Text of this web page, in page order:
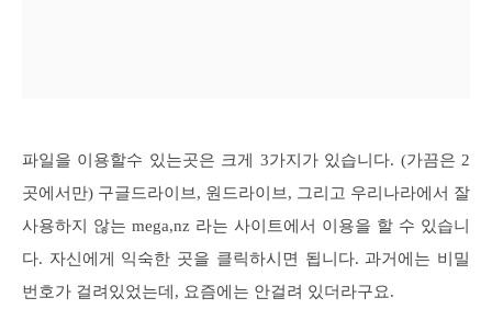
파일을 이용할수 있는곳은 크게 3가지가 있습니다. (가끔은 2
곳에서만) 구글드라이브, 원드라이브, 그리고 우리나라에서 잘
사용하지 않는 mega,nz 라는 사이트에서 이용을 할 수 있습니
다. 자신에게 익숙한 곳을 클릭하시면 됩니다. 과거에는 비밀
번호가 걸려있었는데, 요즘에는 안걸려 있더라구요.